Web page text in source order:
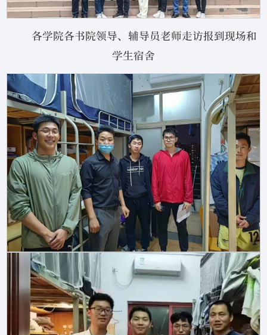
各学院各书院领导、辅导员老师走访报到现场和
学生宿舍